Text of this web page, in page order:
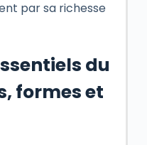
par sa richesse
du
formes et